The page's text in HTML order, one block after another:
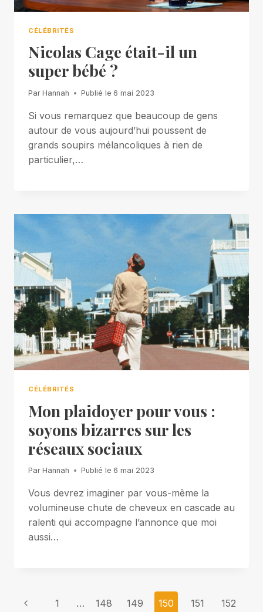
CÉLÉBRITÉS
Nicolas Cage était-il un
super bébé ?
Par Hannah Publié le 6 mai 2023
Si vous remarquez que beaucoup de gens
autour de vous aujourd’hui poussent de
grands soupirs mélancoliques à rien de
particulier,…
CÉLÉBRITÉS
Mon plaidoyer pour vous :
soyons bizarres sur les
réseaux sociaux
Par Hannah Publié le 6 mai 2023
Vous devrez imaginer par vous-même la
volumineuse chute de cheveux en cascade au
ralenti qui accompagne l’annonce que moi
aussi…
Page
Previous
1 … 148 149 150 151 152